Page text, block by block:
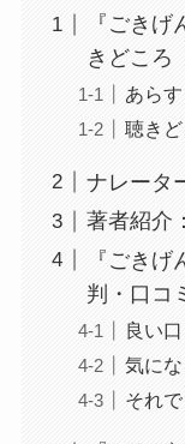
『ごき
きどころ
あらす
聴き
ナレータ
著者紹介
『ごき
判・口コ
良い口
気に
それ